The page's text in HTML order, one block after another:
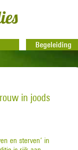
Begeleiding
in joods
en sterven’ in